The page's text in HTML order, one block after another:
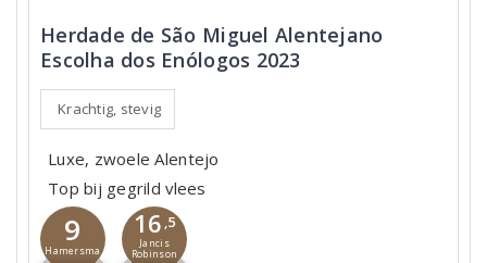
Herdade de São Miguel Alentejano
Escolha dos Enólogos 2023
Krachtig, stevig
Luxe, zwoele Alentejo
Top bij gegrild vlees
9
Hamersma
16 ,5
Jancis
Robinson